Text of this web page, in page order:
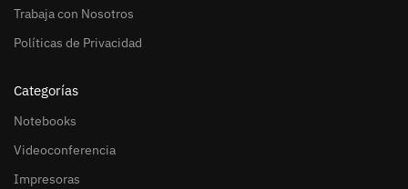
Trabaja con Nosotros
Políticas de Privacidad
Categorías
Notebooks
Videoconferencia
Impresoras